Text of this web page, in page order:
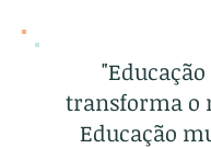
transforma o
Educação